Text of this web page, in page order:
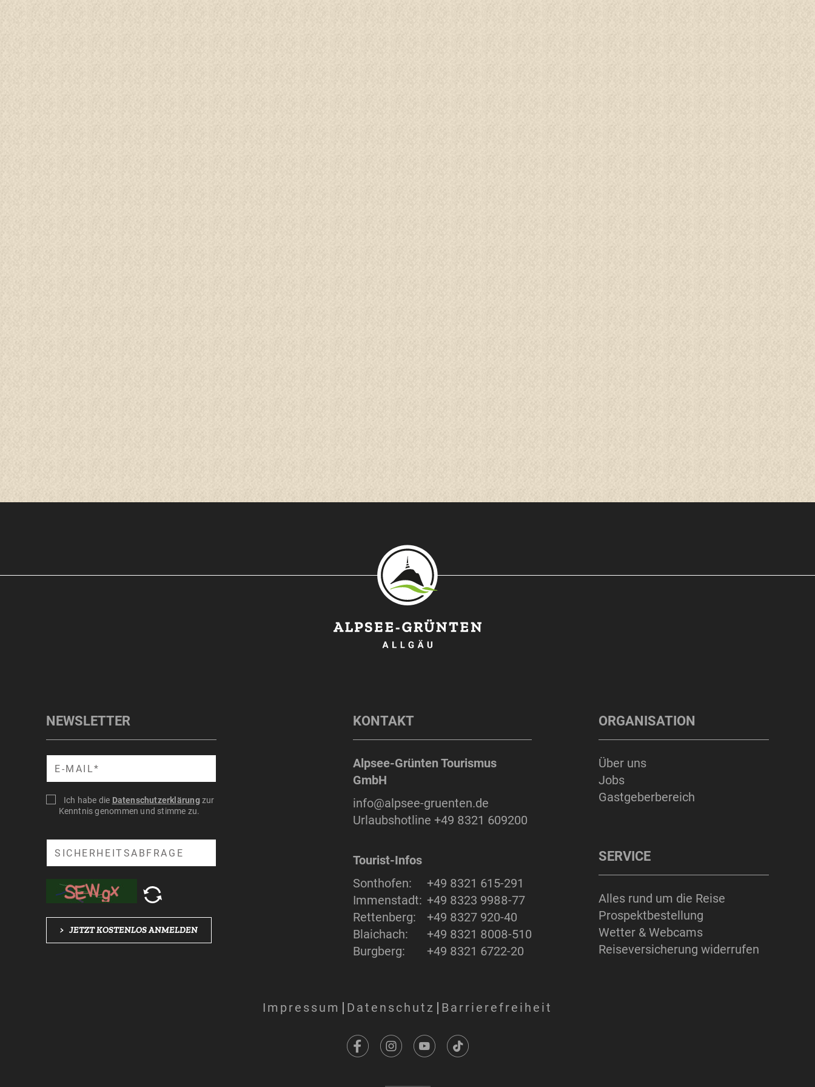
NEWSLETTER
Suche
Ich habe die Datenschutzerklärungzur
Kenntnis genommen und stimme zu.
Suche
> JETZT KOSTENLOS ANMELDEN
KONTAKT
Alpsee-Grünten Tourismus
GmbH
info@alpsee-gruenten.de
Urlaubshotline+49 8321 609200
Tourist-Infos
Sonthofen:
+49 8321 615-291
Immenstadt: +49 8323 9988-77
Rettenberg:
+49 8327 920-40
Blaichach:
+49 8321 8008-510
Burgberg:
+49 8321 6722-20
ORGANISATION
Über uns
Jobs
Gastgeberbereich
SERVICE
Alles rund um die Reise
Prospektbestellung
Wetter & Webcams
Reiseversicherung widerrufen
Impressum Datenschutz Barrierefreiheit